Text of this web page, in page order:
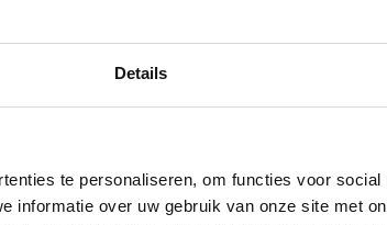
Details
te personaliseren, om functies voor social
informatie over uw gebruik van onze site met
16
16